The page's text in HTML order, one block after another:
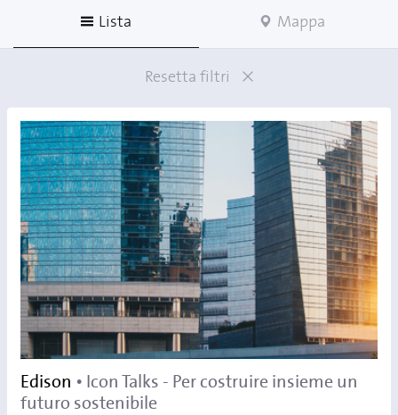
Lista Mappa
Resetta filtri
Edison • Icon Talks - Per costruire insieme un
futuro sostenibile